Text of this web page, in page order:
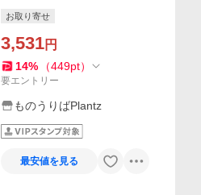
お取り寄せ
3,531円
14% （449pt）
要エントリー
ものうりばPlantz
最安値を見る